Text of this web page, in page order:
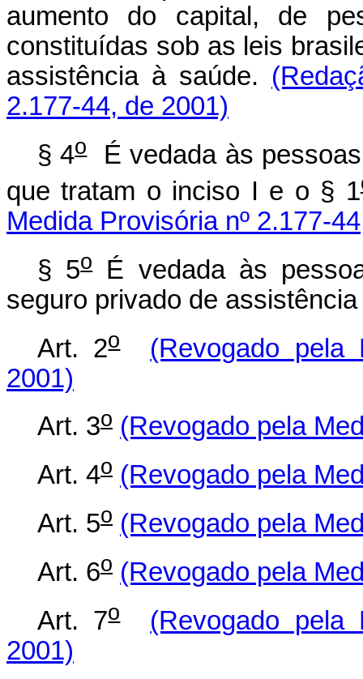
aumento do capital, de
constituídas sob as leis
assistência à saúde.
2.177-44, de 2001)
§ 4oÉ vedada às pessoas
que tratam o inciso I e o § 1
Medida Provisória nº 2.177-
§ 5oÉ vedada às
seguro privado de
Art. 2o
(Revogado pela
2001)
Art. 3o (Revogado pela
Art. 4o (Revogado pela
Art. 5o (Revogado pela
Art. 6o (Revogado pela
Art. 7o
(Revogado pela
2001)